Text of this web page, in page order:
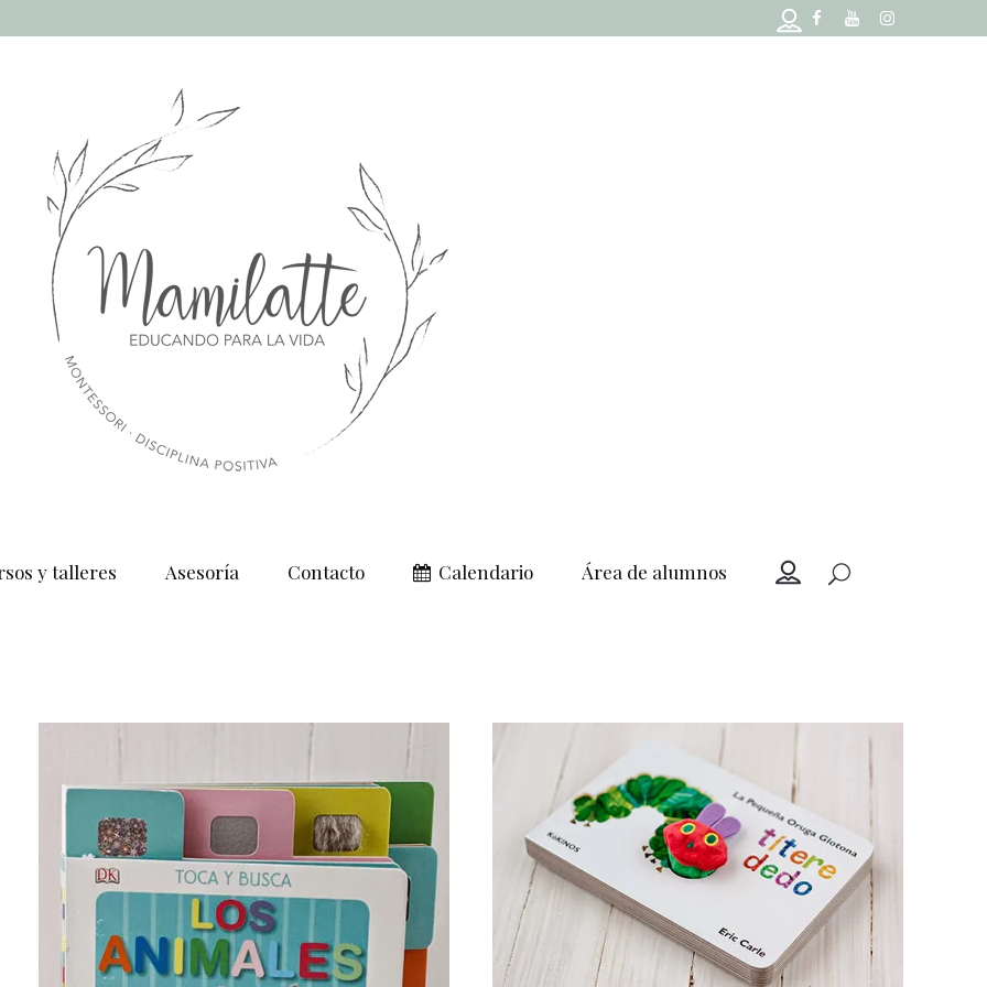
y talleres Asesoría Contacto Calendario Área de alumnos